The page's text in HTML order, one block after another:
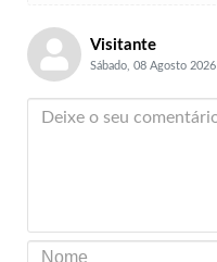
Visitante
Sábado, 08 Agosto 2026